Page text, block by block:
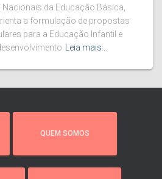
Nacionais da Educação Básica,
a formulação de propostas
para a Educação Infantil e
Leia mais…
QUEM SOMOS